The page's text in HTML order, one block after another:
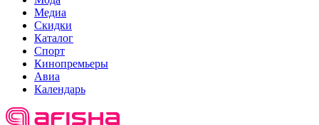
Медиа
Скидки
Каталог
Спорт
Кинопремьеры
Авиа
Календарь